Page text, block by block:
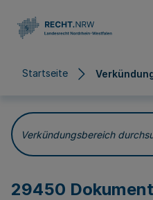
Startseite
Verkündungsbereich
29450